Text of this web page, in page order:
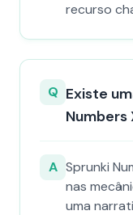
recurso
Q Existe
Numbers
A Sprunki
nas
uma